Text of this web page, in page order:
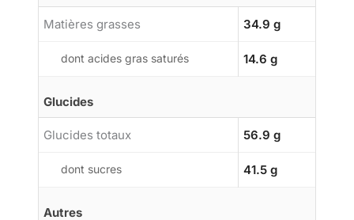
Matières grasses 34.9 g
dont acides gras saturés 14.6 g
Glucides
Glucides totaux 56.9 g
dont sucres 41.5 g
Autres